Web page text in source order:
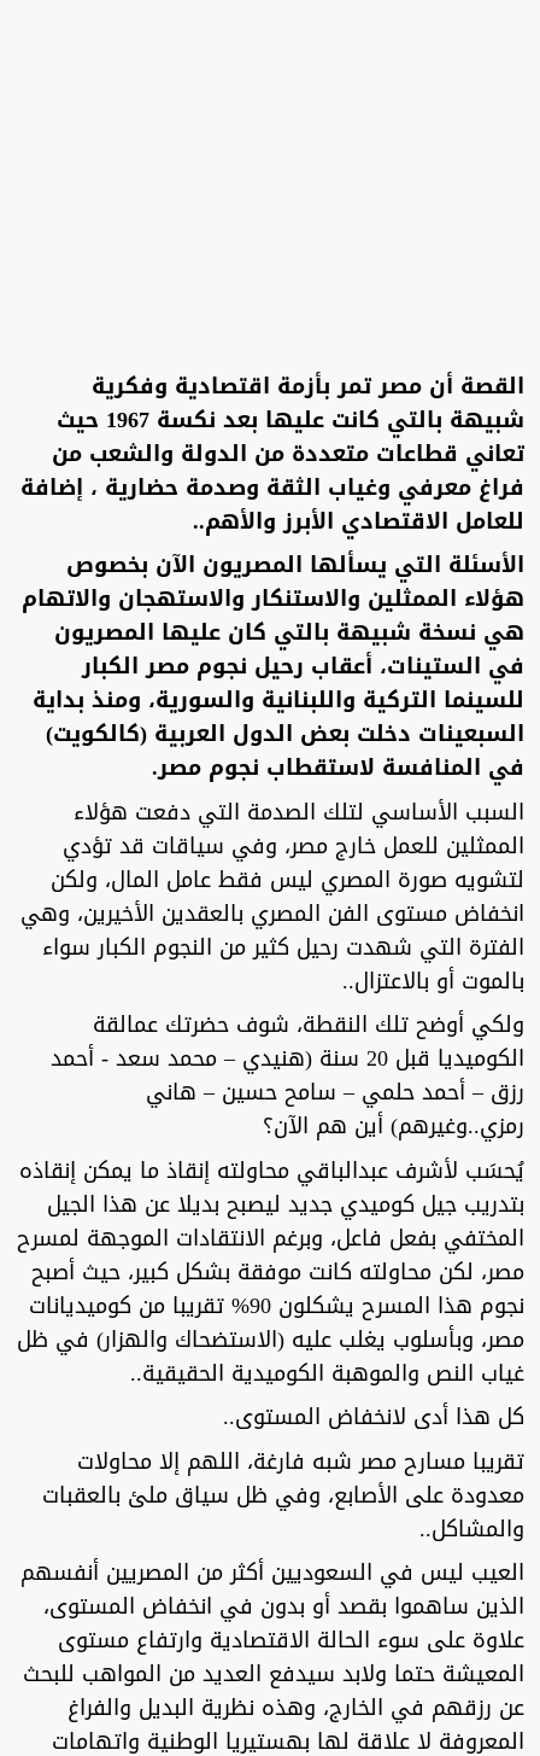
القصة أن مصر تمر بأزمة اقتصادية وفكرية
شبيهة بالتي كانت عليها بعد نكسة 1967 حيث
تعاني قطاعات متعددة من الدولة والشعب من
فراغ معرفي وغياب الثقة وصدمة حضارية ، إضافة
للعامل الاقتصادي الأبرز والأهم..
الأسئلة التي يسألها المصريون الآن بخصوص
هؤلاء الممثلين والاستنكار والاستهجان والاتهام
هي نسخة شبيهة بالتي كان عليها المصريون
في الستينات، أعقاب رحيل نجوم مصر الكبار
للسينما التركية واللبنانية والسورية، ومنذ بداية
السبعينات دخلت بعض الدول العربية (كالكويت)
في المنافسة لاستقطاب نجوم مصر.
السبب الأساسي لتلك الصدمة التي دفعت هؤلاء
الممثلين للعمل خارج مصر، وفي سياقات قد تؤدي
لتشويه صورة المصري ليس فقط عامل المال، ولكن
انخفاض مستوى الفن المصري بالعقدين الأخيرين، وهي
الفترة التي شهدت رحيل كثير من النجوم الكبار سواء
بالموت أو بالاعتزال..
ولكي أوضح تلك النقطة، شوف حضرتك عمالقة
الكوميديا قبل 20 سنة (هنيدي – محمد سعد - أحمد
رزق – أحمد حلمي – سامح حسين – هاني
رمزي..وغيرهم) أين هم الآن؟
يُحسَب لأشرف عبدالباقي محاولته إنقاذ ما يمكن إنقاذه
بتدريب جيل كوميدي جديد ليصبح بديلا عن هذا الجيل
المختفي بفعل فاعل، وبرغم الانتقادات الموجهة لمسرح
مصر، لكن محاولته كانت موفقة بشكل كبير، حيث أصبح
نجوم هذا المسرح يشكلون 90% تقريبا من كوميديانات
مصر، وبأسلوب يغلب عليه (الاستضحاك والهزار) في ظل
غياب النص والموهبة الكوميدية الحقيقية..
كل هذا أدى لانخفاض المستوى..
تقريبا مسارح مصر شبه فارغة، اللهم إلا محاولات
معدودة على الأصابع، وفي ظل سياق ملئ بالعقبات
والمشاكل..
العيب ليس في السعوديين أكثر من المصريين أنفسهم
الذين ساهموا بقصد أو بدون في انخفاض المستوى،
علاوة على سوء الحالة الاقتصادية وارتفاع مستوى
المعيشة حتما ولابد سيدفع العديد من المواهب للبحث
عن رزقهم في الخارج، وهذه نظرية البديل والفراغ
المعروفة لا علاقة لها بهستيريا الوطنية واتهامات